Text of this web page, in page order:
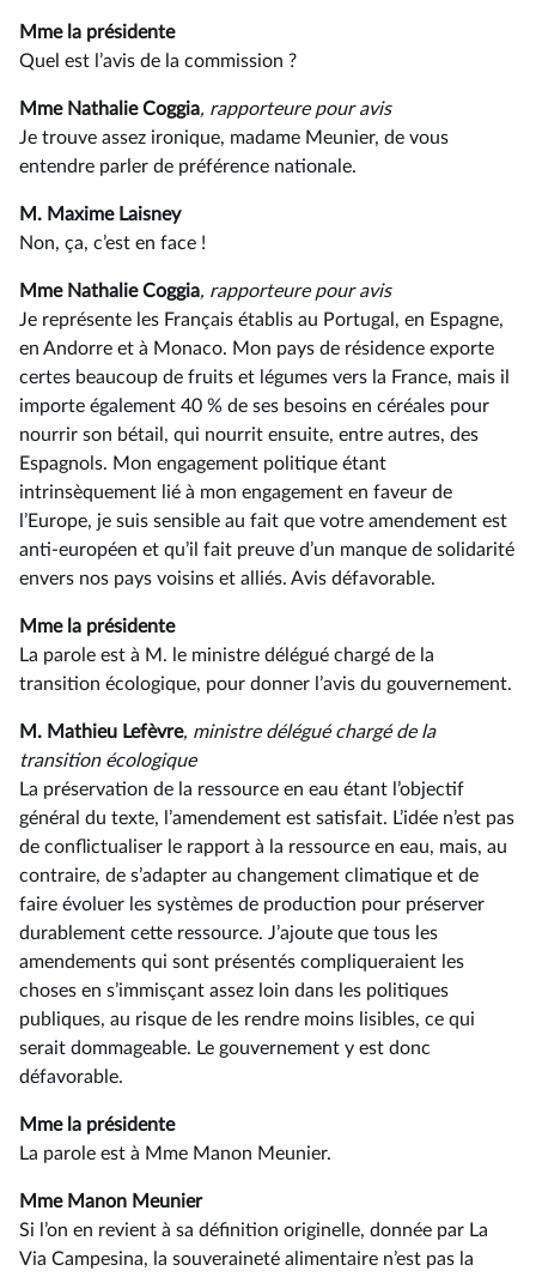
Mme la présidente
Quel est l’avis de la commission ?
Mme Nathalie Coggia, rapporteure pour avis
Je trouve assez ironique, madame Meunier, de vous
entendre parler de préférence nationale.
M. Maxime Laisney
Non, ça, c’est en face !
Mme Nathalie Coggia, rapporteure pour avis
Je représente les Français établis au Portugal, en Espagne,
en Andorre et à Monaco. Mon pays de résidence exporte
certes beaucoup de fruits et légumes vers la France, mais il
importe également 40 % de ses besoins en céréales pour
nourrir son bétail, qui nourrit ensuite, entre autres, des
Espagnols. Mon engagement politique étant
intrinsèquement lié à mon engagement en faveur de
l’Europe, je suis sensible au fait que votre amendement est
anti-européen et qu’il fait preuve d’un manque de solidarité
envers nos pays voisins et alliés. Avis défavorable.
Mme la présidente
La parole est à M. le ministre délégué chargé de la
transition écologique, pour donner l’avis du gouvernement.
M. Mathieu Lefèvre, ministre délégué chargé de la
transition écologique
La préservation de la ressource en eau étant l’objectif
général du texte, l’amendement est satisfait. L’idée n’est pas
de conflictualiser le rapport à la ressource en eau, mais, au
contraire, de s’adapter au changement climatique et de
faire évoluer les systèmes de production pour préserver
durablement cette ressource. J’ajoute que tous les
amendements qui sont présentés compliqueraient les
choses en s’immisçant assez loin dans les politiques
publiques, au risque de les rendre moins lisibles, ce qui
serait dommageable. Le gouvernement y est donc
défavorable.
Mme la présidente
La parole est à Mme Manon Meunier.
Mme Manon Meunier
Si l’on en revient à sa définition originelle, donnée par La
Via Campesina, la souveraineté alimentaire n’est pas la